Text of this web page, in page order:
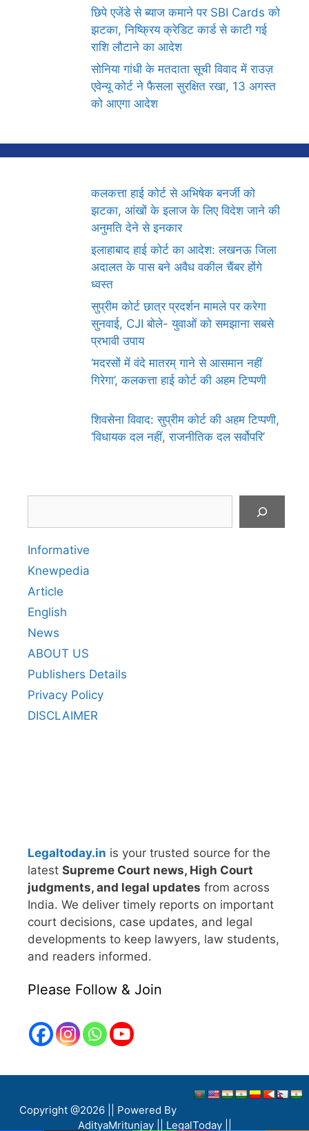
छिपे एजेंडे से ब्याज कमाने पर SBI Cards को
झटका, निष्क्रिय क्रेडिट कार्ड से काटी गई
राशि लौटाने का आदेश
सोनिया गांधी के मतदाता सूची विवाद में राउज़
एवेन्यू कोर्ट ने फैसला सुरक्षित रखा, 13 अगस्त
को आएगा आदेश
कलकत्ता हाई कोर्ट से अभिषेक बनर्जी को
झटका, आंखों के इलाज के लिए विदेश जाने की
अनुमति देने से इनकार
इलाहाबाद हाई कोर्ट का आदेश: लखनऊ जिला
अदालत के पास बने अवैध वकील चैंबर होंगे
ध्वस्त
सुप्रीम कोर्ट छात्र प्रदर्शन मामले पर करेगा
सुनवाई, CJI बोले- युवाओं को समझाना सबसे
प्रभावी उपाय
‘मदरसों में वंदे मातरम् गाने से आसमान नहीं
गिरेगा’, कलकत्ता हाई कोर्ट की अहम टिप्पणी
शिवसेना विवाद: सुप्रीम कोर्ट की अहम टिप्पणी,
‘विधायक दल नहीं, राजनीतिक दल सर्वोपरि’
Informative
Knewpedia
Article
English
News
ABOUT US
Publishers Details
Privacy Policy
DISCLAIMER
Legaltoday.in is your trusted source for the
latest Supreme Court news, High Court
judgments, and legal updates from across
India. We deliver timely reports on important
court decisions, case updates, and legal
developments to keep lawyers, law students,
and readers informed.
Please Follow & Join
Copyright @2026 || Powered By
AdityaMritunjay || LegalToday ||